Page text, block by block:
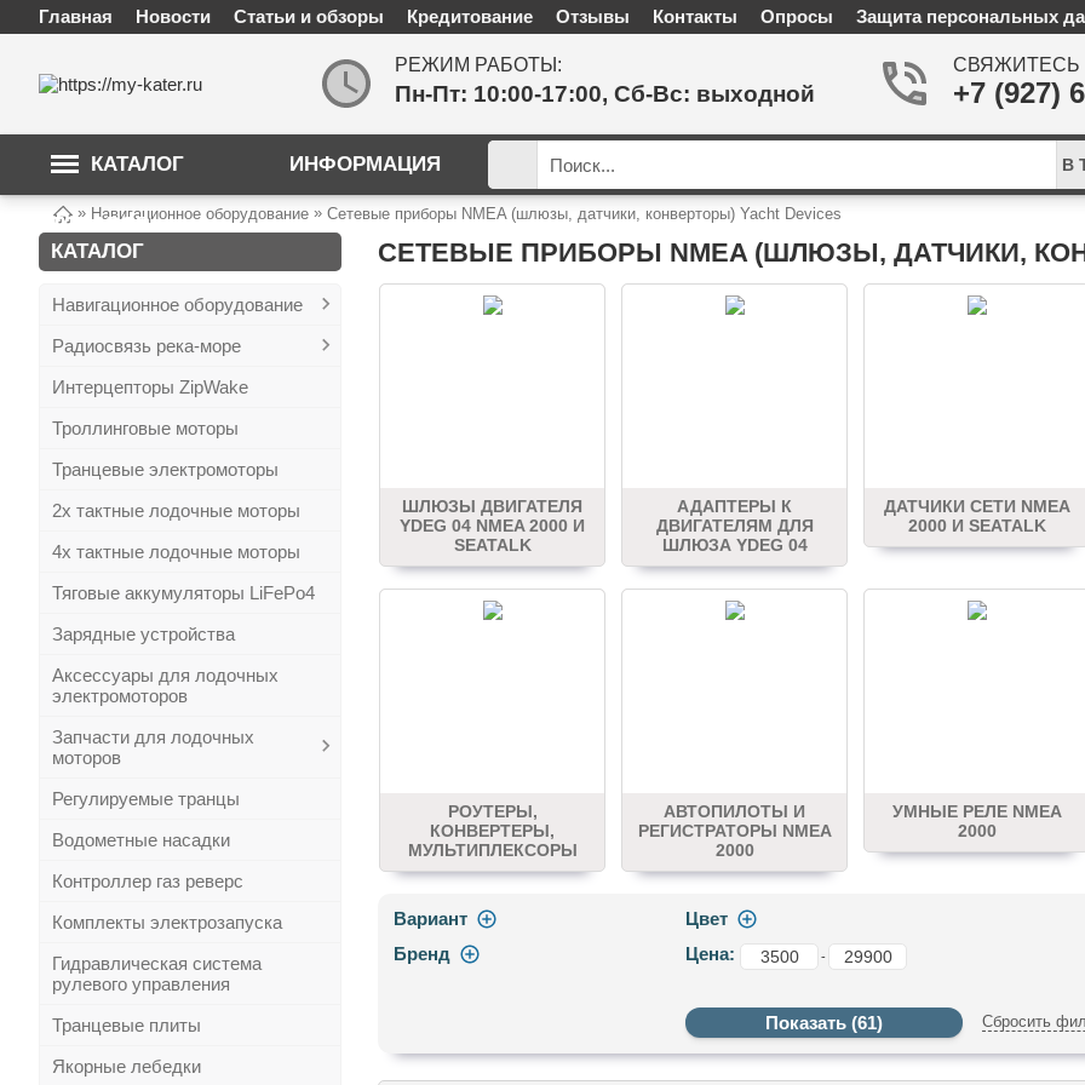
Главная Новости Статьи и обзоры Кредитование Отзывы Контакты Опросы Защита персональных
РЕЖИМ РАБОТЫ:
Пн-Пт: 10:00-17:00, Сб-Вс: выходной
СВЯЖИТЕСЬ
+7 (927)
КАТАЛОГ
ТОВАРОВ
ИНФОРМАЦИЯ В
» Навигационное оборудование » Сетевые приборы NMEA (шлюзы, датчики, конверторы) Yacht Devices
КАТАЛОГ
Навигационное оборудование
Радиосвязь река-море
Интерцепторы ZipWake
Троллинговые моторы
Транцевые электромоторы
2х тактные лодочные моторы
4х тактные лодочные моторы
Тяговые аккумуляторы LiFePo4
Зарядные устройства
Аксессуары для лодочных
электромоторов
Запчасти для лодочных
моторов
Регулируемые транцы
Водометные насадки
Контроллер газ реверс
Комплекты электрозапуска
Гидравлическая система
рулевого управления
Транцевые плиты
Якорные лебедки
СЕТЕВЫЕ ПРИБОРЫ NMEA (ШЛЮЗЫ, ДАТЧИКИ,
ШЛЮЗЫ ДВИГАТЕЛЯ
YDEG 04 NMEA 2000 И
SEATALK
АДАПТЕРЫ К
ДВИГАТЕЛЯМ ДЛЯ
ШЛЮЗА YDEG 04
ДАТЧИКИ СЕТИ NMEA
2000 И SEATALK
РОУТЕРЫ,
КОНВЕРТЕРЫ,
МУЛЬТИПЛЕКСОРЫ
АВТОПИЛОТЫ И
РЕГИСТРАТОРЫ NMEA
2000
УМНЫЕ РЕЛЕ NMEA
2000
Вариант
Цвет
Бренд
Цена: -
Сбросить